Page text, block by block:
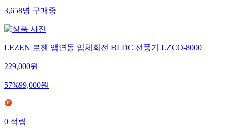
3,658명 구매중
LEZEN 르젠 앱연동 입체회전 BLDC 선풍기 LZCO-8000
229,000원
57%99,000원
0 적립